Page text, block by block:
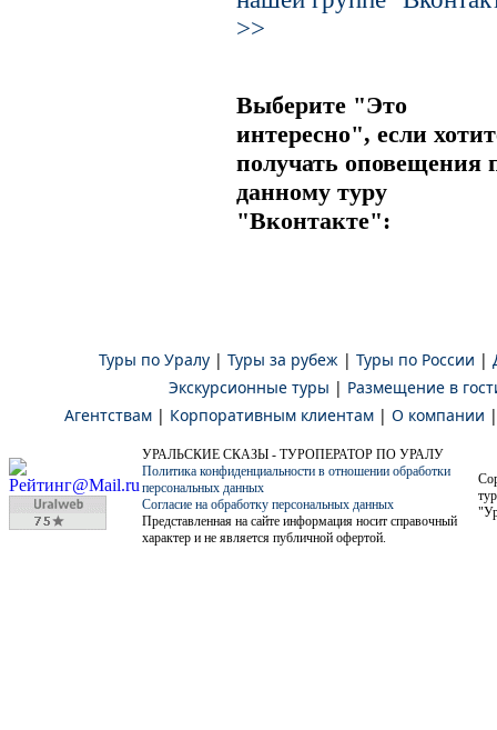
>>
Выберите "Это
интересно", если
получать оповещения
данному туру
"Вконтакте":
Туры по Уралу | Туры за рубеж | Туры по России |
Экскурсионные туры | Размещение в
Агентствам| Корпоративным клиентам| О компании
УРАЛЬСКИЕ СКАЗЫ - ТУРОПЕРАТОР ПО УРАЛУ
Политика конфиденциальности в отношении обработки
персональных данных
Согласие на обработку персональных данных
Представленная на сайте информация носит справочный
характер и не является публичной офертой.